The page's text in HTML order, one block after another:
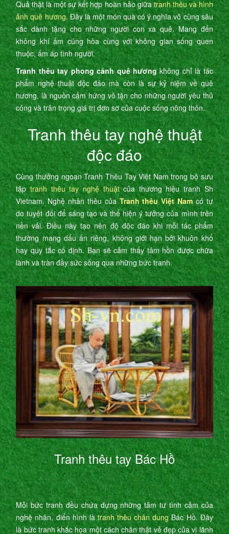
Quả thật là một sự kết hợp hoàn hảo giữatranh thêu và hình
ảnh quê hương. Đây là một món quà có ý nghĩa vô cùng sâu
sắc dành tặng cho những người con xa quê. Mang đến
không khí ấm cúng hòa cùng với không gian sống quen
thuộc, ấm áp tình người.
Tranh thêu tay phong cảnh quê hươngkhông chỉ là tác
phẩm nghệ thuật độc đáo mà còn là sự kỷ niệm về quê
hương, là nguồn cảm hứng vô tận cho những người yêu thủ
công và trân trọng giá trị đơn sơ của cuộc sống nông thôn.
Tranh thêu tay nghệ thuật
độc đáo
Cùng thưởng ngoạn Tranh Thêu Tay Việt Nam trong bộ sưu
tậptranh thêu tay nghệ thuậtcủa thương hiệu tranh Sh
Vietnam. Nghệ nhân thêu củaTranh thêu Việt Namcó tự
do tuyệt đối để sáng tạo và thể hiện ý tưởng của mình trên
nền vải. Điều này tạo nên độ độc đáo khi mỗi tác phẩm
thường mang dấu ấn riêng, không giới hạn bởi khuôn khổ
hay quy tắc cố định. Bạn sẽ cảm thấy tâm hồn được chữa
lành và tràn đầy sức sống qua những bức tranh.
Tranh thêu tay Bác Hồ
Mỗi bức tranh đều chứa đựng những tâm tư tình cảm của
nghệ nhân, điển hình làtranh thêu chân dungBác Hồ. Đây
là bức tranh khắc họa một cách chân thật vẻ đẹp của vị lãnh